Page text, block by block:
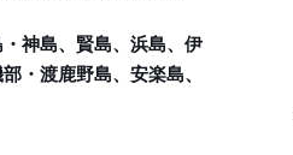
神島、賢島、浜島、伊
・渡鹿野島、安楽島、